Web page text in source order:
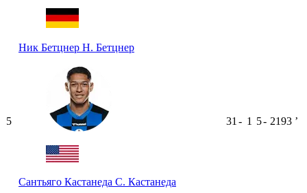
Ник Бетцнер Н. Бетцнер
5
Сантьяго Кастанеда С. Кастанеда
31 - 1 5- 2193 ʼ